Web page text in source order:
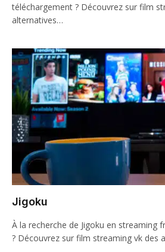
téléchargement ? Découvrez sur film
alternatives…
Jigoku
À la recherche de Jigoku en streaming
? Découvrez sur film streaming vk des